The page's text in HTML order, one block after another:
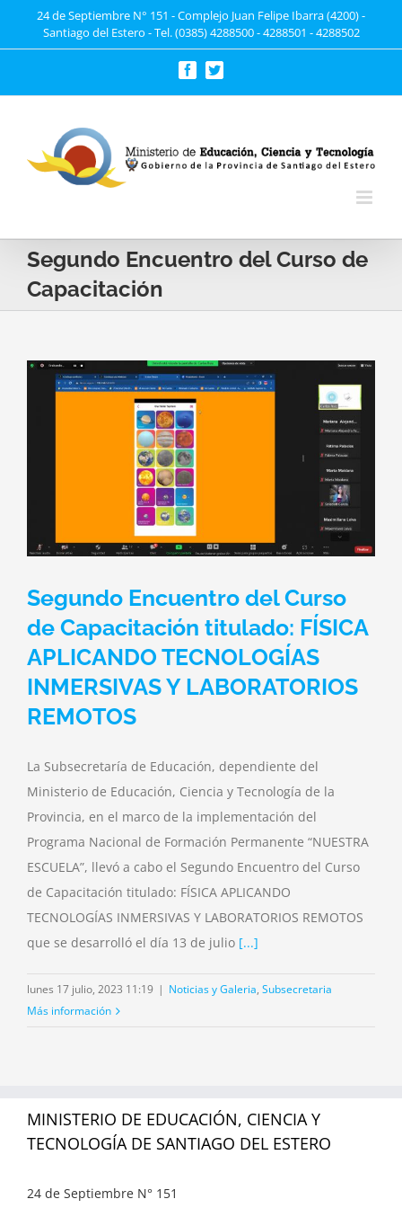
24 de Septiembre N° 151 - Complejo Juan Felipe Ibarra (4200) -
Santiago del Estero - Tel. (0385) 4288500 - 4288501 - 4288502
FacebookTwitter
Segundo Encuentro del Curso de
Capacitación
Segundo Encuentro del Curso
de Capacitación titulado: FÍSICA
APLICANDO TECNOLOGÍAS
INMERSIVAS Y LABORATORIOS
REMOTOS
La Subsecretaría de Educación, dependiente del
Ministerio de Educación, Ciencia y Tecnología de la
Provincia, en el marco de la implementación del
Programa Nacional de Formación Permanente “NUESTRA
ESCUELA”, llevó a cabo el Segundo Encuentro del Curso
de Capacitación titulado: FÍSICA APLICANDO
TECNOLOGÍAS INMERSIVAS Y LABORATORIOS REMOTOS
que se desarrolló el día 13 de julio [...]
lunes 17 julio, 2023 11:19 | Noticias y Galeria, Subsecretaria
Más información
MINISTERIO DE EDUCACIÓN, CIENCIA Y
TECNOLOGÍA DE SANTIAGO DEL ESTERO
24 de Septiembre N° 151